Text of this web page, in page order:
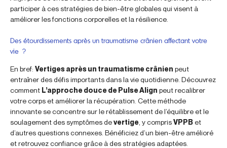
participer à ces stratégies de bien-être globales qui visent à
améliorer les fonctions corporelles et la résilience.
Des étourdissements après un traumatisme crânien affectant votre
vie ?
En bref: Vertiges après un traumatisme crânien peut
entraîner des défis importants dans la vie quotidienne. Découvrez
comment L’approche douce de Pulse Align peut recalibrer
votre corps et améliorer la récupération. Cette méthode
innovante se concentre sur le rétablissement de l’équilibre et le
soulagement des symptômes devertige , y comprisVPPBet
d’autres questions connexes. Bénéficiez d’un bien-être amélioré
et retrouvez confiance grâce à des stratégies adaptées.